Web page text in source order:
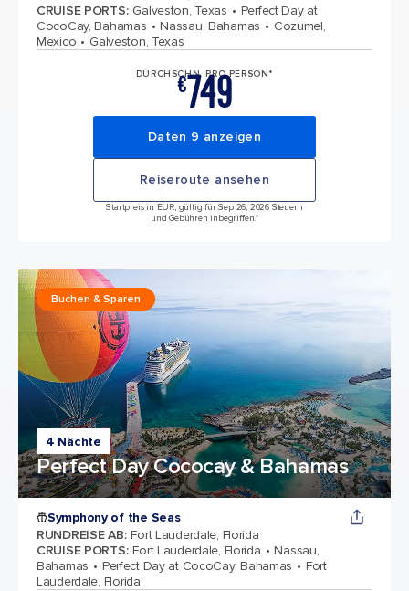
CRUISE PORTS: Galveston, Texas
Perfect Day at
CocoCay, Bahamas
Nassau, Bahamas
Cozumel,
Mexico
Galveston, Texas
DURCHSCHN. PRO PERSON*
€749
Daten 9 anzeigen
Reiseroute ansehen
Startpreis in EUR, gültig für Sep 26, 2026 Steuern
und Gebühren inbegriffen.*
4 Nächte
Perfect Day Cococay & Bahamas
Buchen & Sparen
Symphony of the Seas
RUNDREISE AB: Fort Lauderdale, Florida
CRUISE PORTS: Fort Lauderdale, Florida
Nassau,
Bahamas
Perfect Day at CocoCay, Bahamas
Fort
Lauderdale, Florida